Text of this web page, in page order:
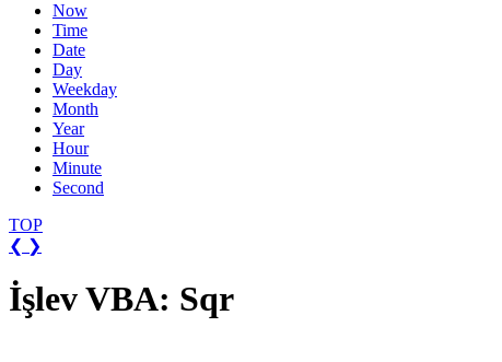
Now
Time
Date
Day
Weekday
Month
Year
Hour
Minute
Second
TOP
❮ ❯
İşlev VBA: Sqr